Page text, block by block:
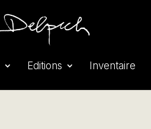
Editions Inventaire